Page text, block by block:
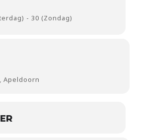
- 30 (Zondag)
Apeldoorn